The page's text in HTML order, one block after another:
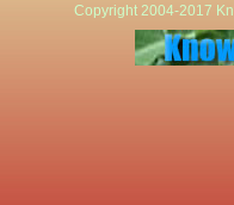
Copyright 2004-2017